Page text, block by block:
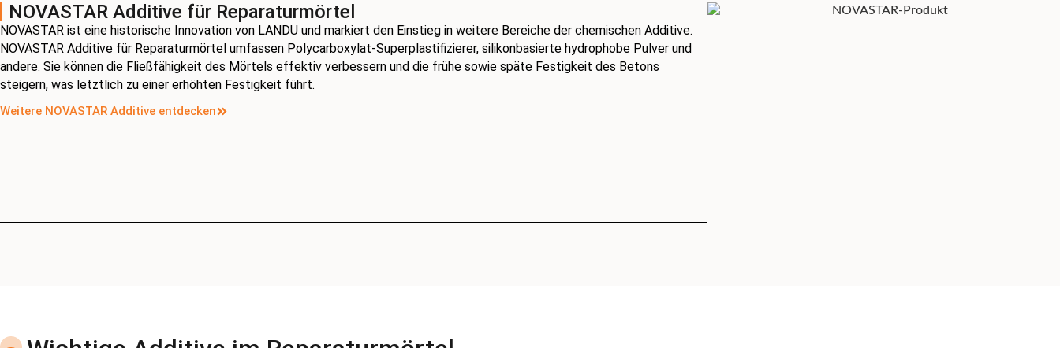
NOVASTAR Additive für Reparaturmörtel
NOVASTAR ist eine historische Innovation von LANDU und markiert den Einstieg in weitere Bereiche der chemischen Additive.
NOVASTAR Additive für Reparaturmörtel umfassen Polycarboxylat-Superplastifizierer, silikonbasierte hydrophobe Pulver und
andere. Sie können die Fließfähigkeit des Mörtels effektiv verbessern und die frühe sowie späte Festigkeit des Betons
steigern, was letztlich zu einer erhöhten Festigkeit führt.
Weitere NOVASTAR Additive entdecken